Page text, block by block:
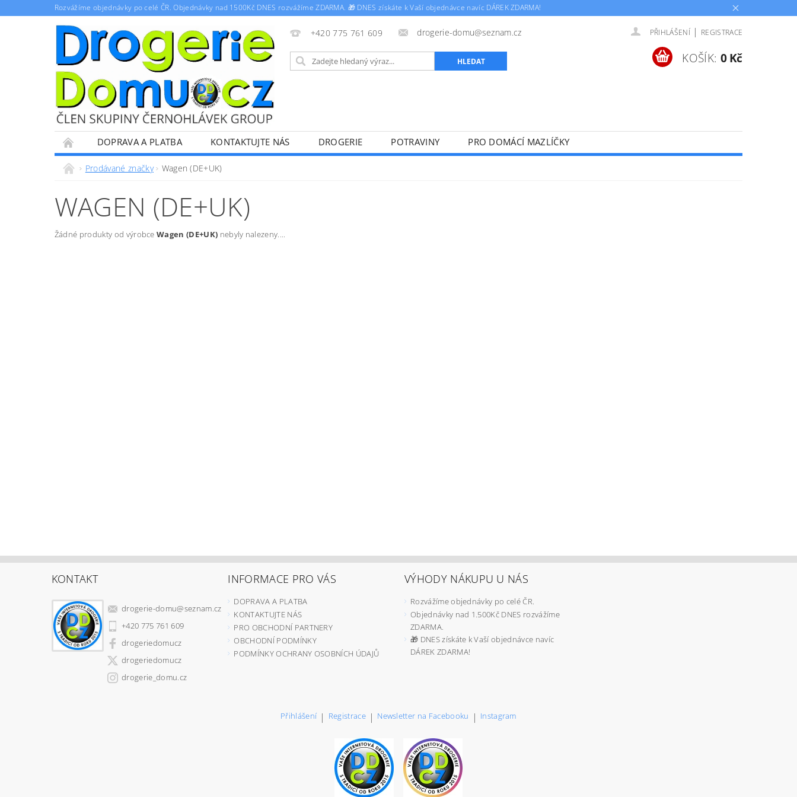
Rozvážíme objednávky po celé ČR. Objednávky nad 1500Kč DNES rozvážíme ZDARMA. 🎁 DNES získáte k Vaší objednávce navíc DÁREK ZDARMA!
+420 775 761 609 drogerie-domu@seznam.cz PŘIHLÁŠENÍ | REGISTRACE
KOŠÍK: 0 Kč
DOPRAVA A PLATBA KONTAKTUJTE NÁS DROGERIE POTRAVINY
PRO DOMÁCÍ MAZLÍČKY
PRO OBCHODNÍ PARTNERY
OBCHODNÍ PODMÍNKY
Prodávané značky Wagen (DE+UK)
WAGEN (DE+UK)
Žádné produkty od výrobceWagen (DE+UK) nebyly nalezeny....
KONTAKT
drogerie-domu@seznam.cz
+420 775 761 609
drogeriedomucz
drogeriedomucz
drogerie_domu.cz
INFORMACE PRO VÁS
DOPRAVA A PLATBA
KONTAKTUJTE NÁS
PRO OBCHODNÍ PARTNERY
OBCHODNÍ PODMÍNKY
PODMÍNKY OCHRANY OSOBNÍCH ÚDAJŮ
VÝHODY NÁKUPU U NÁS
Rozvážíme objednávky po celé ČR.
Objednávky nad 1.500Kč DNES rozvážíme
ZDARMA.
🎁 DNES získáte k Vaší objednávce navíc
DÁREK ZDARMA!
Přihlášení | Registrace | Newsletter na Facebooku | Instagram